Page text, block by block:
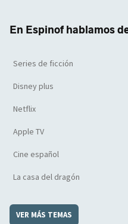
En Espinof hablamos
Series de ficción
Disney plus
Netflix
Apple TV
Cine español
La casa del dragón
VER MÁS TEMAS